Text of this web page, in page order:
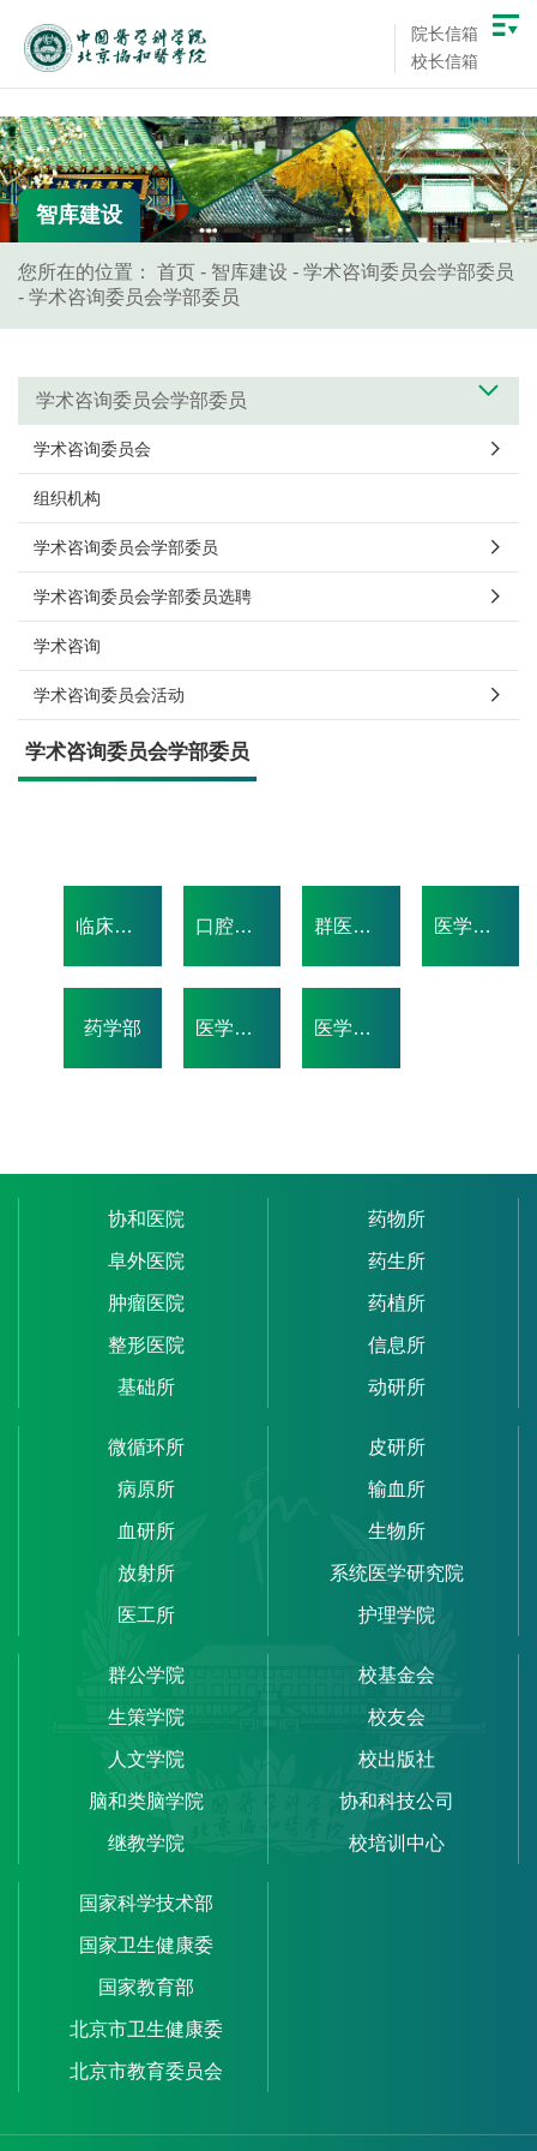
院长信箱
校长信箱
智库建设
您所在的位置： 首页 - 智库建设 - 学术咨询委员会学部委员
- 学术咨询委员会学部委员
学术咨询委员会学部委员
学术咨询委员会
组织机构
学术咨询委员会学部委员
学术咨询委员会学部委员选聘
学术咨询
学术咨询委员会活动
学术咨询委员会学部委员
临床医学部 口腔与颌面医学部 群医学及公共卫生与环境科学部 医学社会科学及人文学部(按姓氏笔画排序)
药学部 医学生命科学部 医学工学理学与信息学部
协和医院
阜外医院
肿瘤医院
整形医院
基础所
药物所
药生所
药植所
信息所
动研所
微循环所
病原所
血研所
放射所
医工所
皮研所
输血所
生物所
系统医学研究院
护理学院
群公学院
生策学院
人文学院
脑和类脑学院
继教学院
校基金会
校友会
校出版社
协和科技公司
校培训中心
国家科学技术部
国家卫生健康委
国家教育部
北京市卫生健康委
北京市教育委员会